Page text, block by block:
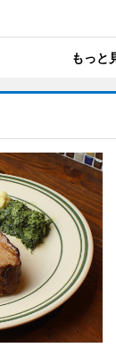
もっと